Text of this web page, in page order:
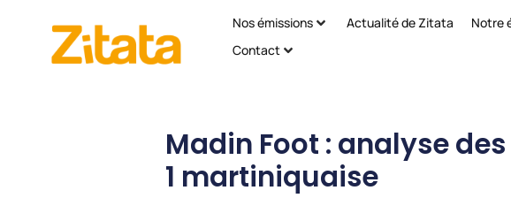
Nos émissions Actualité de Zitata Notre
Contact
Madin Foot : analyse
1 martiniquaise